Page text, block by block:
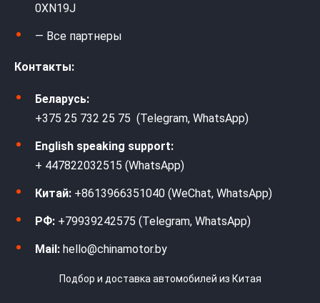
0XN19J
— Все партнеры
Контакты:
Беларусь:
+375 25 732 25 75 (Telegram, WhatsApp)
English speaking support:
+ 447822032515 (WhatsApp)
Китай: +8613966351040 (WeChat, WhatsApp)
РФ: +79939242575 (Telegram, WhatsApp)
Mail: hello@chinamotor.by
Подбор и доставка автомобилей из Китая